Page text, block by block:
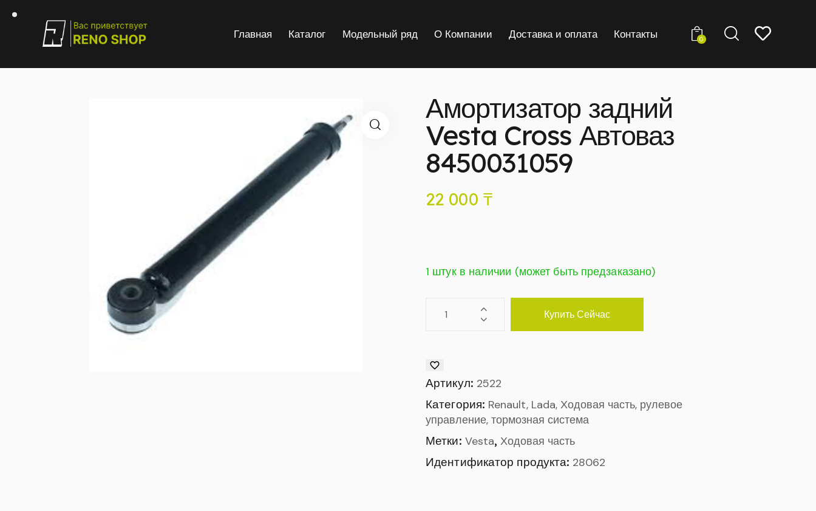
Главная Каталог Модельный ряд О Компании Доставка и оплата Контакты 0
Амортизатор задний
Vesta Cross Автоваз
8450031059
22 000 ₸
1 штук в наличии (может быть предзаказано)
Купить Сейчас
Артикул: 2522
Категория: Renault, Lada, Ходовая часть, рулевое
управление, тормозная система
Метки: Vesta, Ходовая часть
Идентификатор продукта: 28062